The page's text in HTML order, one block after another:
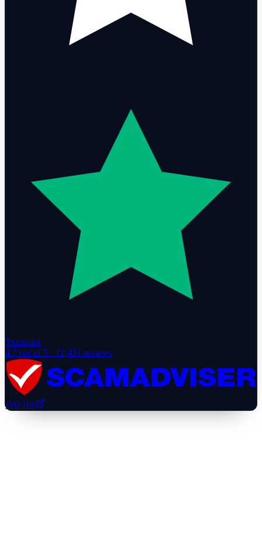
Trustpilot
4.7 out of 5 · 12,431 reviews
100/100